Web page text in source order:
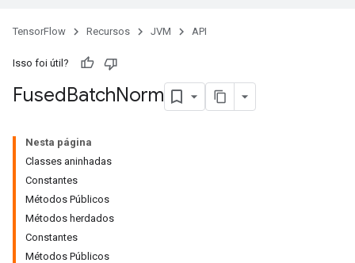
TensorFlow Recursos JVM API
Isso foi útil?
FusedBatchNorm
Nesta página
Classes aninhadas
Constantes
Métodos Públicos
Métodos herdados
Constantes
Métodos Públicos